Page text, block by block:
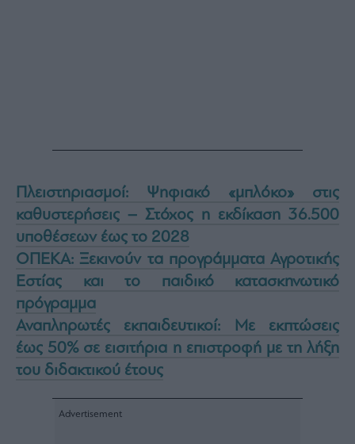
Πλειστηριασμοί: Ψηφιακό «μπλόκο» στις
καθυστερήσεις – Στόχος η εκδίκαση 36.500
υποθέσεων έως το 2028
ΟΠΕΚΑ: Ξεκινούν τα προγράμματα Αγροτικής
Εστίας και το παιδικό κατασκηνωτικό
πρόγραμμα
Αναπληρωτές εκπαιδευτικοί: Με εκπτώσεις
έως 50% σε εισιτήρια η επιστροφή με τη λήξη
του διδακτικού έτους